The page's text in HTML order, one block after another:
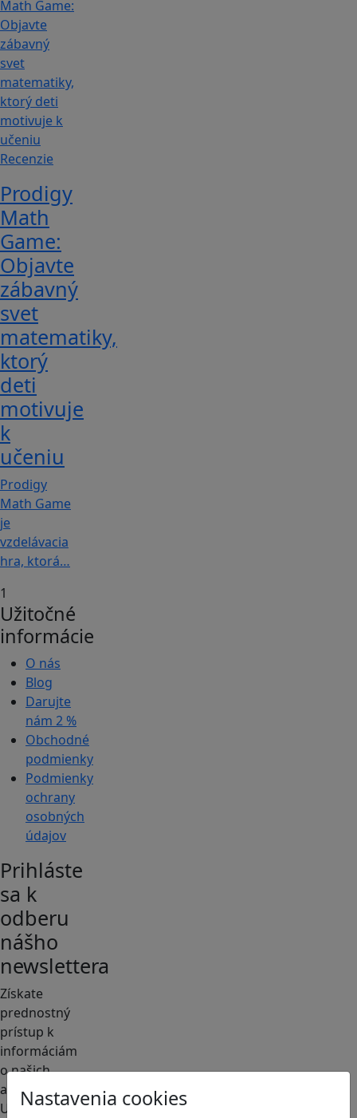
Nastavenia cookies
Recenzie
Prodigy
Math
Game:
Objavte
zábavný
svet
matematiky,
ktorý
deti
motivuje
k
učeniu
Prodigy
Math Game
je
vzdelávacia
hra, ktorá…
1
Užitočné
informácie
O nás
Blog
Darujte
nám 2 %
Obchodné
podmienky
Podmienky
ochrany
osobných
údajov
Prihláste
sa k
odberu
nášho
newslettera
Získate
prednostný
prístup k
informáciám
o našich
aktivitách.
Ukážeme